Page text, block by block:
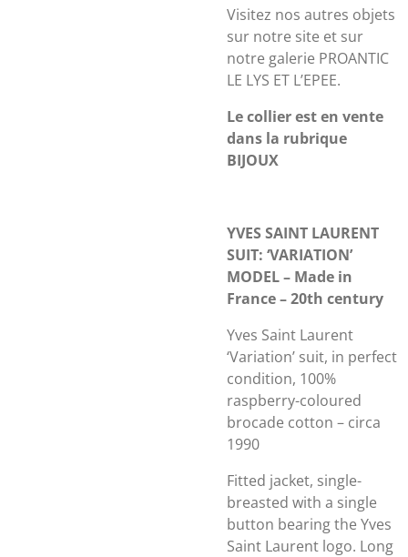
Visitez nos autres objets
sur notre site et sur
notre galerie PROANTIC
LE LYS ET L’EPEE.
Le collier est en vente
dans la rubrique
BIJOUX
YVES SAINT LAURENT
SUIT: ‘VARIATION’
MODEL – Made in
France – 20th century
Yves Saint Laurent
‘Variation’ suit, in perfect
condition, 100%
raspberry-coloured
brocade cotton – circa
1990
Fitted jacket, single-
breasted with a single
button bearing the Yves
Saint Laurent logo. Long